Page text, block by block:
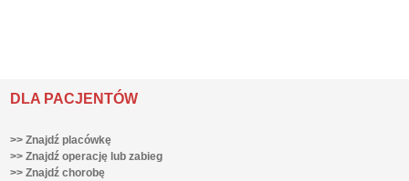
DLA PACJENTÓW
>> Znajdź placówkę
>> Znajdź operację lub zabieg
>> Znajdź chorobę